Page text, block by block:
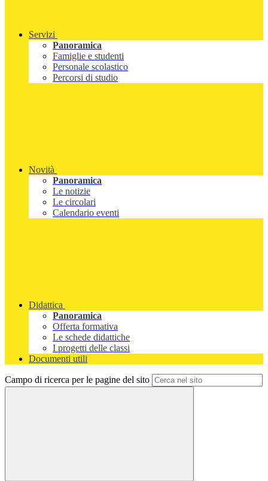
Servizi
Panoramica
Famiglie e studenti
Personale scolastico
Percorsi di studio
Novità
Panoramica
Le notizie
Le circolari
Calendario eventi
Didattica
Panoramica
Offerta formativa
Le schede didattiche
I progetti delle classi
Documenti utili
Campo di ricerca per le pagine del sito